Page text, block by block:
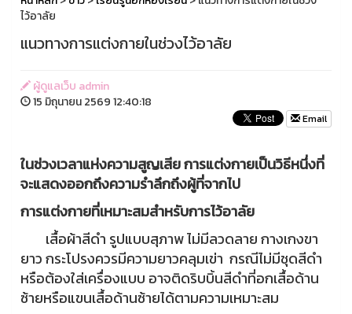
ไว้อาลัย
แนวทางการแต่งกายในช่วงไว้อาลัย
ผู้ดูแลเว็บ admin
15 มิถุนายน 2569 12:40:18
Email
ในช่วงเวลาแห่งความสูญเสีย การแต่งกายเป็นวิธีหนึ่งที่
จะแสดงออกถึงความรำลึกถึงผู้ที่จากไป
การแต่งกายที่เหมาะสมสำหรับการไว้อาลัย
เสื้อผ้าสีดำ รูปแบบสุภาพ ไม่มีลวดลาย กางเกงขา
ยาว กระโปรงควรมีความยาวคลุมเข่า กรณีไม่มีชุดสีดำ
หรือต้องใส่เครื่องแบบ อาจติดริบบิ้นสีดำที่อกเสื้อด้าน
ซ้ายหรือแขนเสื้อด้านซ้ายได้ตามความเหมาะสม